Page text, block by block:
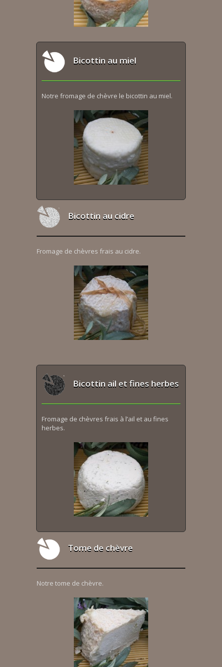
Bicottin au miel
Notre fromage de chèvre le bicottin au miel.
Bicottin au cidre
Fromage de chèvres frais au cidre.
Bicottin ail et fines herbes
Fromage de chèvres frais à l’ail et au fines
herbes.
Tome de chèvre
Notre tome de chèvre.